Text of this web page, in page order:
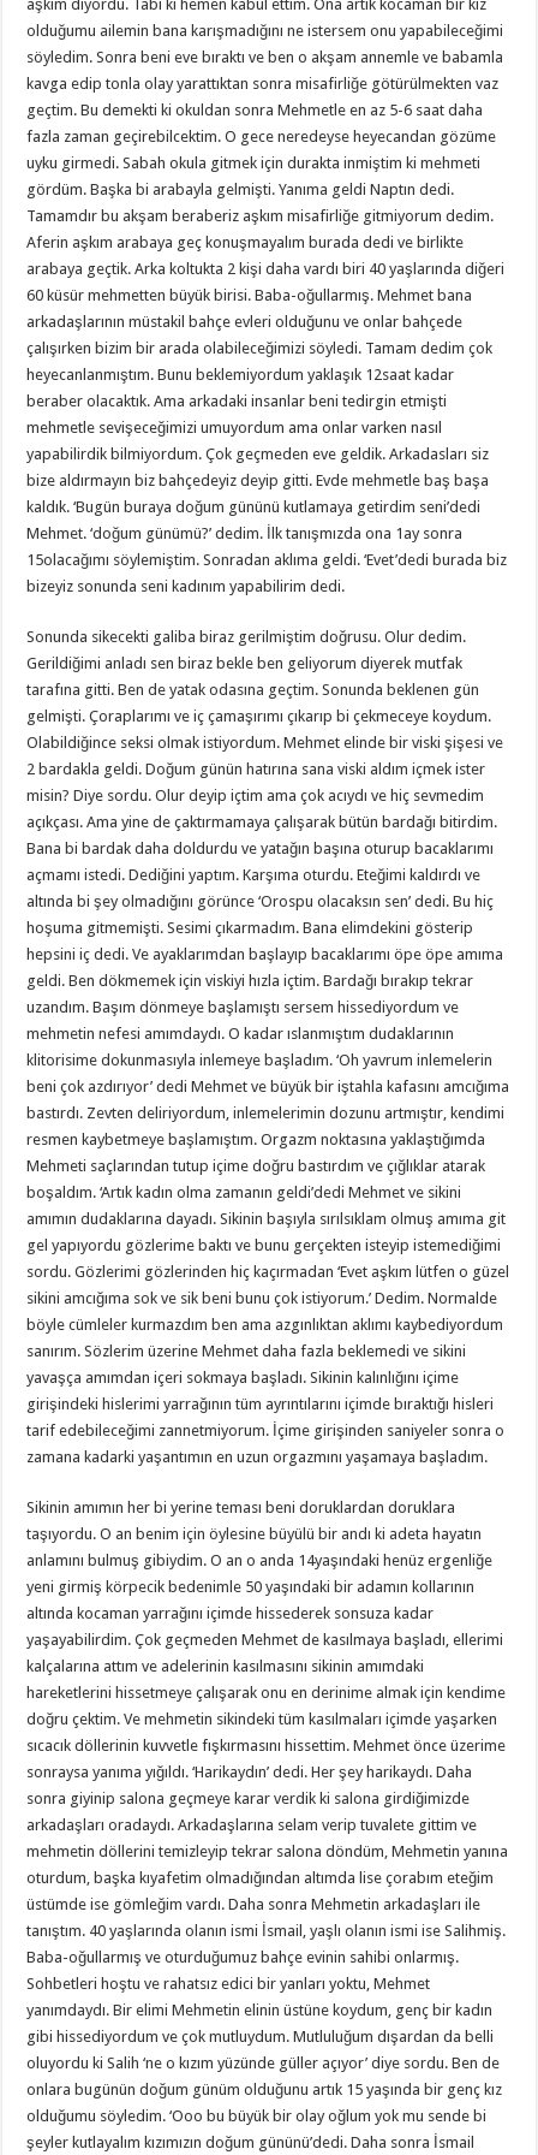
aşkım diyordu. Tabi ki hemen kabul ettim. Ona artık kocaman bir kız
olduğumu ailemin bana karışmadığını ne istersem onu yapabileceğimi
söyledim. Sonra beni eve bıraktı ve ben o akşam annemle ve babamla
kavga edip tonla olay yarattıktan sonra misafirliğe götürülmekten vaz
geçtim. Bu demekti ki okuldan sonra Mehmetle en az 5-6 saat daha
fazla zaman geçirebilcektim. O gece neredeyse heyecandan gözüme
uyku girmedi. Sabah okula gitmek için durakta inmiştim ki mehmeti
gördüm. Başka bi arabayla gelmişti. Yanıma geldi Naptın dedi.
Tamamdır bu akşam beraberiz aşkım misafirliğe gitmiyorum dedim.
Aferin aşkım arabaya geç konuşmayalım burada dedi ve birlikte
arabaya geçtik. Arka koltukta 2 kişi daha vardı biri 40 yaşlarında diğeri
60 küsür mehmetten büyük birisi. Baba-oğullarmış. Mehmet bana
arkadaşlarının müstakil bahçe evleri olduğunu ve onlar bahçede
çalışırken bizim bir arada olabileceğimizi söyledi. Tamam dedim çok
heyecanlanmıştım. Bunu beklemiyordum yaklaşık 12saat kadar
beraber olacaktık. Ama arkadaki insanlar beni tedirgin etmişti
mehmetle sevişeceğimizi umuyordum ama onlar varken nasıl
yapabilirdik bilmiyordum. Çok geçmeden eve geldik. Arkadasları siz
bize aldırmayın biz bahçedeyiz deyip gitti. Evde mehmetle baş başa
kaldık. ‘Bugün buraya doğum gününü kutlamaya getirdim seni’dedi
Mehmet. ‘doğum günümü?’ dedim. İlk tanışmızda ona 1ay sonra
15olacağımı söylemiştim. Sonradan aklıma geldi. ‘Evet’dedi burada biz
bizeyiz sonunda seni kadınım yapabilirim dedi.
Sonunda sikecekti galiba biraz gerilmiştim doğrusu. Olur dedim.
Gerildiğimi anladı sen biraz bekle ben geliyorum diyerek mutfak
tarafına gitti. Ben de yatak odasına geçtim. Sonunda beklenen gün
gelmişti. Çoraplarımı ve iç çamaşırımı çıkarıp bi çekmeceye koydum.
Olabildiğince seksi olmak istiyordum. Mehmet elinde bir viski şişesi ve
2 bardakla geldi. Doğum günün hatırına sana viski aldım içmek ister
misin? Diye sordu. Olur deyip içtim ama çok acıydı ve hiç sevmedim
açıkçası. Ama yine de çaktırmamaya çalışarak bütün bardağı bitirdim.
Bana bi bardak daha doldurdu ve yatağın başına oturup bacaklarımı
açmamı istedi. Dediğini yaptım. Karşıma oturdu. Eteğimi kaldırdı ve
altında bi şey olmadığını görünce ‘Orospu olacaksın sen’ dedi. Bu hiç
hoşuma gitmemişti. Sesimi çıkarmadım. Bana elimdekini gösterip
hepsini iç dedi. Ve ayaklarımdan başlayıp bacaklarımı öpe öpe amıma
geldi. Ben dökmemek için viskiyi hızla içtim. Bardağı bırakıp tekrar
uzandım. Başım dönmeye başlamıştı sersem hissediyordum ve
mehmetin nefesi amımdaydı. O kadar ıslanmıştım dudaklarının
klitorisime dokunmasıyla inlemeye başladım. ‘Oh yavrum inlemelerin
beni çok azdırıyor’ dedi Mehmet ve büyük bir iştahla kafasını amcığıma
bastırdı. Zevten deliriyordum, inlemelerimin dozunu artmıştır, kendimi
resmen kaybetmeye başlamıştım. Orgazm noktasına yaklaştığımda
Mehmeti saçlarından tutup içime doğru bastırdım ve çığlıklar atarak
boşaldım. ‘Artık kadın olma zamanın geldi’dedi Mehmet ve sikini
amımın dudaklarına dayadı. Sikinin başıyla sırılsıklam olmuş amıma git
gel yapıyordu gözlerime baktı ve bunu gerçekten isteyip istemediğimi
sordu. Gözlerimi gözlerinden hiç kaçırmadan ‘Evet aşkım lütfen o güzel
sikini amcığıma sok ve sik beni bunu çok istiyorum.’ Dedim. Normalde
böyle cümleler kurmazdım ben ama azgınlıktan aklımı kaybediyordum
sanırım. Sözlerim üzerine Mehmet daha fazla beklemedi ve sikini
yavaşça amımdan içeri sokmaya başladı. Sikinin kalınlığını içime
girişindeki hislerimi yarrağının tüm ayrıntılarını içimde bıraktığı hisleri
tarif edebileceğimi zannetmiyorum. İçime girişinden saniyeler sonra o
zamana kadarki yaşantımın en uzun orgazmını yaşamaya başladım.
Sikinin amımın her bi yerine teması beni doruklardan doruklara
taşıyordu. O an benim için öylesine büyülü bir andı ki adeta hayatın
anlamını bulmuş gibiydim. O an o anda 14yaşındaki henüz ergenliğe
yeni girmiş körpecik bedenimle 50 yaşındaki bir adamın kollarının
altında kocaman yarrağını içimde hissederek sonsuza kadar
yaşayabilirdim. Çok geçmeden Mehmet de kasılmaya başladı, ellerimi
kalçalarına attım ve adelerinin kasılmasını sikinin amımdaki
hareketlerini hissetmeye çalışarak onu en derinime almak için kendime
doğru çektim. Ve mehmetin sikindeki tüm kasılmaları içimde yaşarken
sıcacık döllerinin kuvvetle fışkırmasını hissettim. Mehmet önce üzerime
sonraysa yanıma yığıldı. ‘Harikaydın’ dedi. Her şey harikaydı. Daha
sonra giyinip salona geçmeye karar verdik ki salona girdiğimizde
arkadaşları oradaydı. Arkadaşlarına selam verip tuvalete gittim ve
mehmetin döllerini temizleyip tekrar salona döndüm, Mehmetin yanına
oturdum, başka kıyafetim olmadığından altımda lise çorabım eteğim
üstümde ise gömleğim vardı. Daha sonra Mehmetin arkadaşları ile
tanıştım. 40 yaşlarında olanın ismi İsmail, yaşlı olanın ismi ise Salihmiş.
Baba-oğullarmış ve oturduğumuz bahçe evinin sahibi onlarmış.
Sohbetleri hoştu ve rahatsız edici bir yanları yoktu, Mehmet
yanımdaydı. Bir elimi Mehmetin elinin üstüne koydum, genç bir kadın
gibi hissediyordum ve çok mutluydum. Mutluluğum dışardan da belli
oluyordu ki Salih ‘ne o kızım yüzünde güller açıyor’ diye sordu. Ben de
onlara bugünün doğum günüm olduğunu artık 15 yaşında bir genç kız
olduğumu söyledim. ‘Ooo bu büyük bir olay oğlum yok mu sende bi
şeyler kutlayalım kızımızın doğum gününü’dedi. Daha sonra İsmail